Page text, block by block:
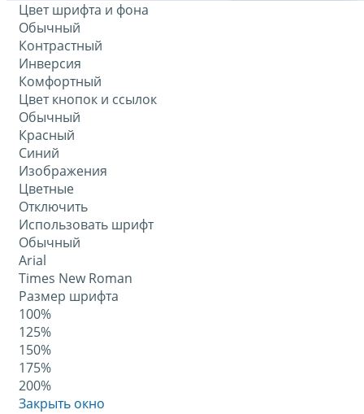
Цвет шрифта и фона
Обычный
Контрастный
Инверсия
Комфортный
Цвет кнопок и ссылок
Обычный
Красный
Синий
Изображения
Цветные
Отключить
Использовать шрифт
Обычный
Arial
Times New Roman
Размер шрифта
100%
125%
150%
175%
200%
Закрыть окно